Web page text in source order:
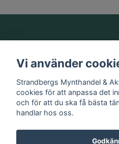
Information
Sociala medier
Vi använder
Strandbergs Mynthandel &
cookies för att anpassa det
och för att du ska få bästa
handlar hos oss.